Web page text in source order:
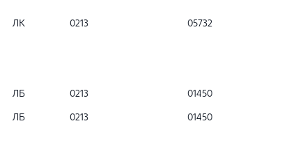
ЛК 0213 05732
ЛБ 0213 01450
ЛБ 0213 01450